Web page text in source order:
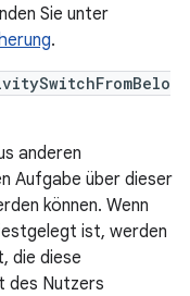
Sie unter
.
anderen
Aufgabe über dieser
können. Wenn
ist, werden
die diese
des Nutzers